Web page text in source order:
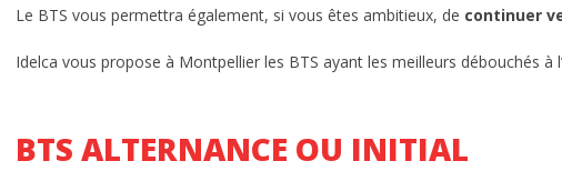
Le BTS vous permettra également, si vous êtes ambitieux, de continuer
Idelca vous propose à Montpellier les BTS ayant les meilleurs débouchés à
BTS ALTERNANCE OU INITIAL
news du BDE
à l’école